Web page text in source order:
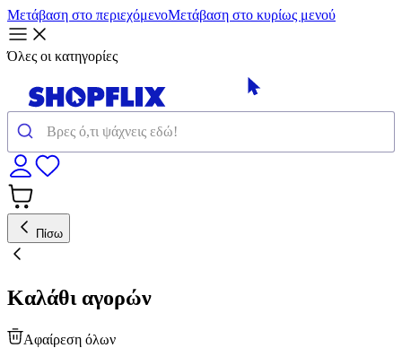
Μετάβαση στο περιεχόμενοΜετάβαση στο κυρίως μενού
Όλες οι κατηγορίες
Πίσω
Καλάθι αγορών
Αφαίρεση όλων